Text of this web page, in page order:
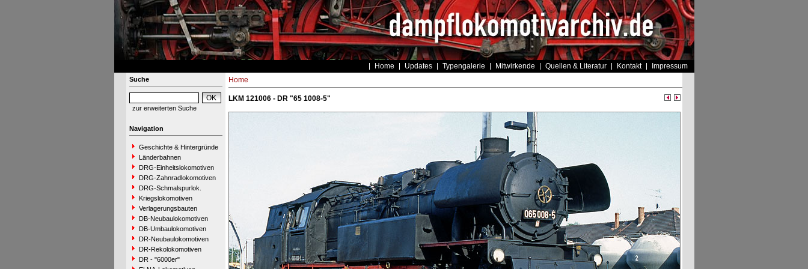
Home Updates Typengalerie Mitwirkende Quellen & Literatur Kontakt Impressum
Suche
zur erweiterten Suche
Navigation
Geschichte & Hintergründe
Länderbahnen
DRG-Einheitslokomotiven
DRG-Zahnradlokomotiven
DRG-Schmalspurlok.
Kriegslokomotiven
Verlagerungsbauten
DB-Neubaulokomotiven
DB-Umbaulokomotiven
DR-Neubaulokomotiven
DR-Rekolokomotiven
DR - "6000er"
Home
LKM 121006 - DR "65 1008-5"